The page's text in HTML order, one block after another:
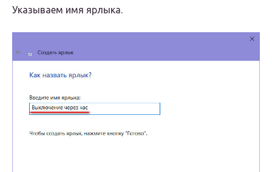
Указываем имя ярлыка.